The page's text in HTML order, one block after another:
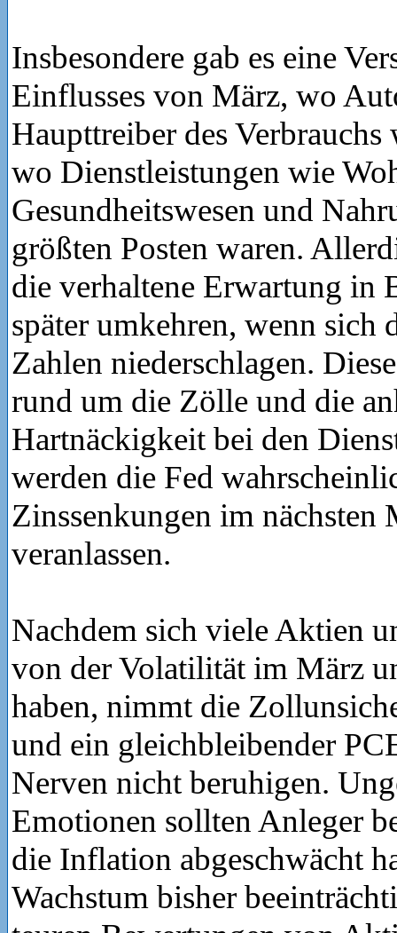
Insbesondere gab es eine
Einflusses von März, wo
Haupttreiber des
wo Dienstleistungen wie
Gesundheitswesen und
größten Posten waren.
die verhaltene Erwartung in
später umkehren, wenn sich
Zahlen niederschlagen.
rund um die Zölle und die
Hartnäckigkeit bei den
werden die Fed
Zinssenkungen im nächsten
veranlassen.
Nachdem sich viele Aktien
von der Volatilität im März
haben, nimmt die
und ein gleichbleibender
Nerven nicht beruhigen.
Emotionen sollten Anleger
die Inflation abgeschwächt
Wachstum bisher